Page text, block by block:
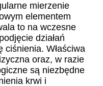
mierzenie
elementem
to na wczesne
działań
ciśnienia. Właściwa
oraz, w razie
są niezbędne
krwi i